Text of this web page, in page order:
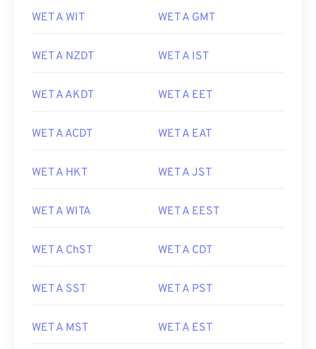
WET A WIT WET A GMT
WET A NZDT WET A IST
WET A AKDT WET A EET
WET A ACDT WET A EAT
WET A HKT WET A JST
WET A WITA WET A EEST
WET A ChST WET A CDT
WET A SST WET A PST
WET A MST WET A EST